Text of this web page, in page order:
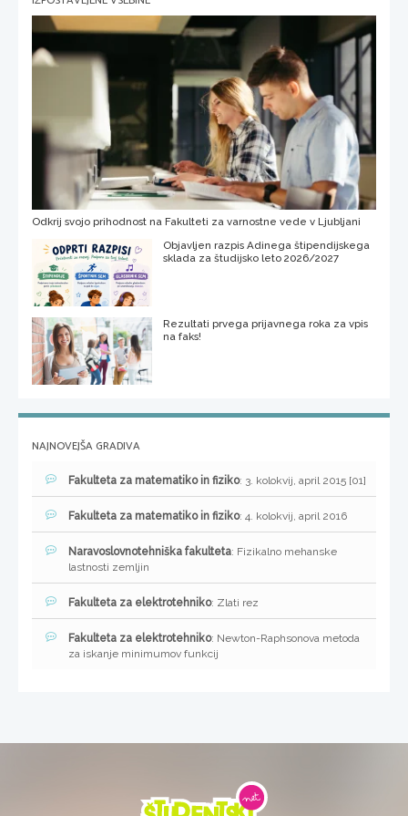
Odkrij svojo prihodnost na Fakulteti za varnostne vede v Ljubljani
Objavljen razpis Adinega štipendijskega
sklada za študijsko leto 2026/2027
Rezultati prvega prijavnega roka za vpis
na faks!
NAJNOVEJŠA GRADIVA
Fakulteta za matematiko in fiziko: 3. kolokvij, april 2015 [01]
Fakulteta za matematiko in fiziko: 4. kolokvij, april 2016
Naravoslovnotehniška fakulteta: Fizikalno mehanske
lastnosti zemljin
Fakulteta za elektrotehniko: Zlati rez
Fakulteta za elektrotehniko: Newton-Raphsonova metoda
za iskanje minimumov funkcij